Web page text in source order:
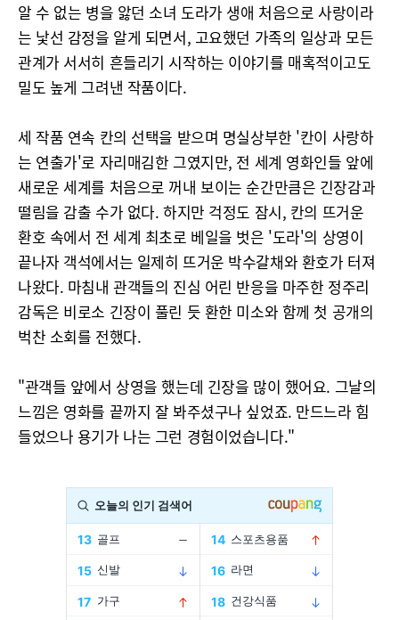
알 수 없는 병을 앓던 소녀 도라가 생애 처음으로 사랑이라
는 낯선 감정을 알게 되면서, 고요했던 가족의 일상과 모든
관계가 서서히 흔들리기 시작하는 이야기를 매혹적이고도
밀도 높게 그려낸 작품이다.
세 작품 연속 칸의 선택을 받으며 명실상부한 '칸이 사랑하
는 연출가'로 자리매김한 그였지만, 전 세계 영화인들 앞에
새로운 세계를 처음으로 꺼내 보이는 순간만큼은 긴장감과
떨림을 감출 수가 없다. 하지만 걱정도 잠시, 칸의 뜨거운
환호 속에서 전 세계 최초로 베일을 벗은 '도라'의 상영이
끝나자 객석에서는 일제히 뜨거운 박수갈채와 환호가 터져
나왔다. 마침내 관객들의 진심 어린 반응을 마주한 정주리
감독은 비로소 긴장이 풀린 듯 환한 미소와 함께 첫 공개의
벅찬 소회를 전했다.
"관객들 앞에서 상영을 했는데 긴장을 많이 했어요. 그날의
느낌은 영화를 끝까지 잘 봐주셨구나 싶었죠. 만드느라 힘
들었으나 용기가 나는 그런 경험이었습니다."